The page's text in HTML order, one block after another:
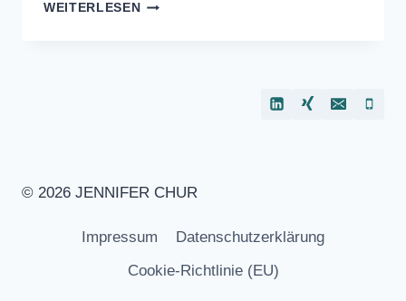
WEITERLESEN
© 2026 JENNIFER CHUR
Impressum
Datenschutzerklärung
Cookie-Richtlinie (EU)